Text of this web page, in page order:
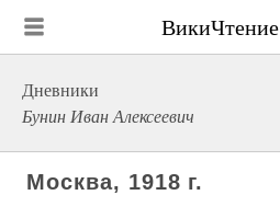
ВикиЧтение
Дневники
Бунин Иван Алексеевич
Москва, 1918 г.